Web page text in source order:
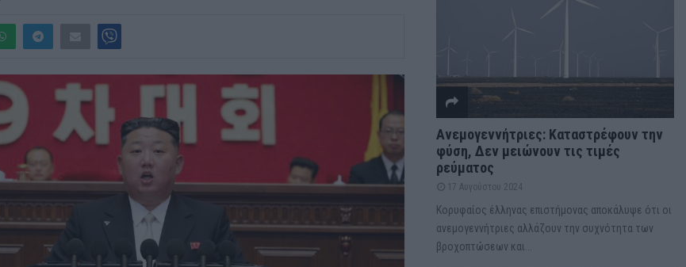
Ανεμογεννήτριες: Καταστρέφουν την
φύση, Δεν μειώνουν τις τιμές
ρεύματος
17 Αυγούστου 2024
Κορυφαίος έλληνας επιστήμονας αποκάλυψε ότι οι
ανεμογεννήτριες αλλάζουν την συχνότητα των
βροχοπτώσεων και...